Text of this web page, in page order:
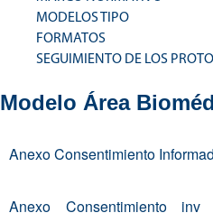
MODELOS TIPO
FORMATOS
SEGUIMIENTO DE LOS
Modelo Área
Anexo Consentimiento
Anexo Consentimiento inv